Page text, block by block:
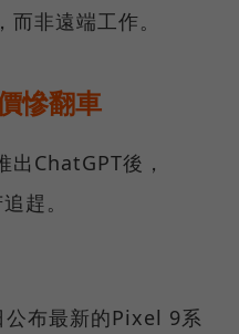
非遠端工作。
慘翻車
ChatGPT後，
趕。
布最新的Pixel 9系